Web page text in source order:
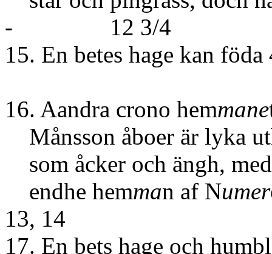
- 12 3/4
15. En betes hage kan
16. Aandra crono hemmane
Månsson åboer är lyka
som åcker och ängh,
endhe hemman af Numer
13, 14
17. En bets hage och